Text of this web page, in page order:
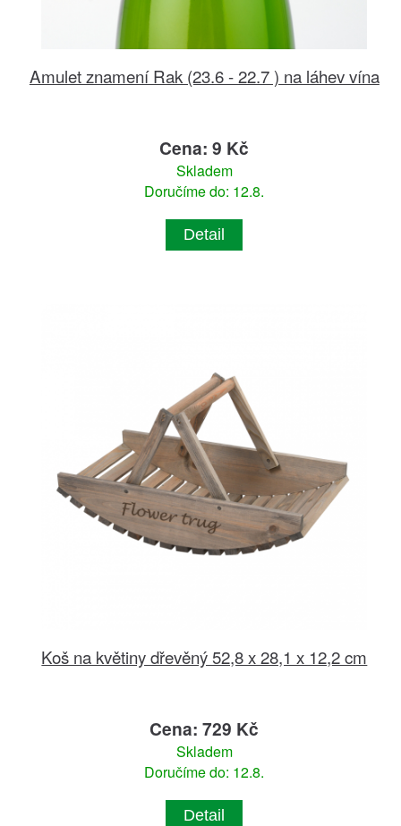
Amulet znamení Rak (23.6 - 22.7 ) na láhev vína
Cena: 9 Kč
Skladem
Doručíme do: 12.8.
Detail
Koš na květiny dřevěný 52,8 x 28,1 x 12,2 cm
Cena: 729 Kč
Skladem
Doručíme do: 12.8.
Detail